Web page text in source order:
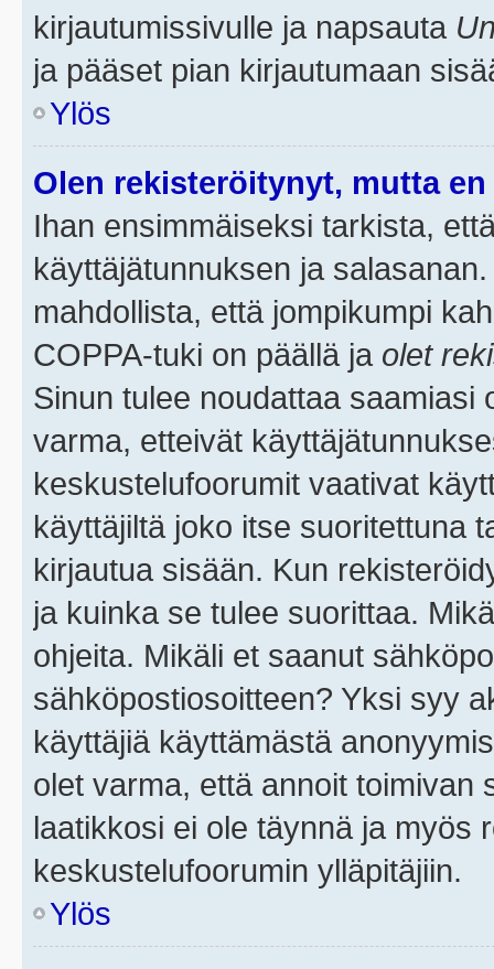
kirjautumissivulle ja napsauta
ja pääset pian kirjautumaan
Ylös
Olen rekisteröitynyt, mutta
Ihan ensimmäiseksi tarkista,
käyttäjätunnuksen ja
mahdollista, että jompikumpi
COPPA-tuki on päällä ja olet
Sinun tulee noudattaa saamiasi
varma, etteivät
keskustelufoorumit vaativat
käyttäjiltä joko itse suoritettuna
kirjautua sisään. Kun
ja kuinka se tulee suorittaa.
ohjeita. Mikäli et saanut
sähköpostiosoitteen? Yksi syy
käyttäjiä käyttämästä
olet varma, että annoit toimivan
laatikkosi ei ole täynnä ja myös
keskustelufoorumin ylläpitäjiin.
Ylös